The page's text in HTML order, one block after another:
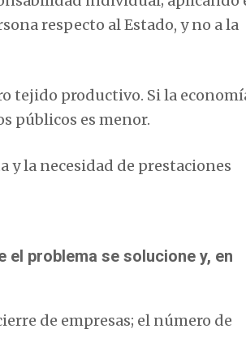
respecto al Estado, y no a la
tejido productivo. Si la
públicos es menor.
y la necesidad de prestaciones
el problema se solucione y, en
de empresas; el número de